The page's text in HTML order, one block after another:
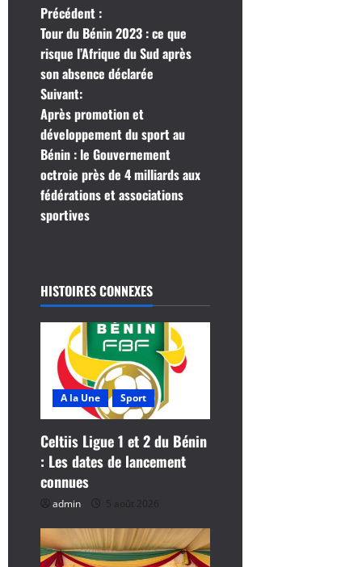
N
a
v
i
g
a
t
o
n
a
r
t
i
Précédent :
Tour du Bénin 2023 : ce que
risque l’Afrique du Sud après
son absence déclarée
Suivant:
Après promotion et
développement du sport au
Bénin : le Gouvernement
octroie près de 4 milliards aux
fédérations et associations
sportives
HISTOIRES CONNEXES
A la Une Sport
Celtiis Ligue 1 et 2 du Bénin
: Les dates de lancement
connues
admin 5 août 2026